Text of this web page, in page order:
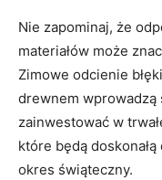
Nie zapominaj, że
materiałów może
Zimowe odcienie
drewnem
zainwestować w
które będą
okres świąteczny.